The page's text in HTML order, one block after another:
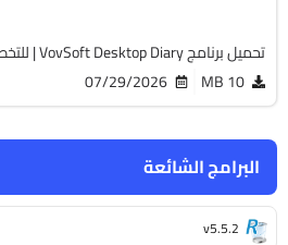
البرامج الشائعة
v5.5.2
تحميل برنامج VovSoft Desktop Diary | للتخطيط وتدوين المذكرات
10 MB
07/29/2026